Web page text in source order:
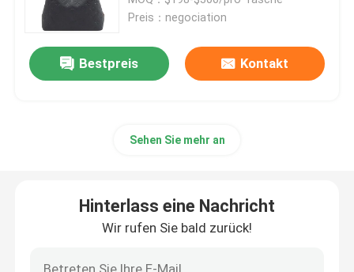
Gebrandmarkter Bote Bag
Preis：negociation
Bestpreis Kontakt
Sehen Sie mehr an
Hinterlass eine Nachricht
Wir rufen Sie bald zurück!